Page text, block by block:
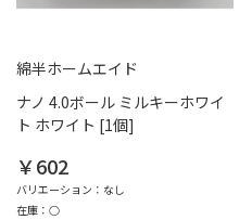
綿半ホームエイド
ナノ 4.0ボール ミルキーホワイ
ト ホワイト [1個]
￥602
バリエーション：なし
在庫：○